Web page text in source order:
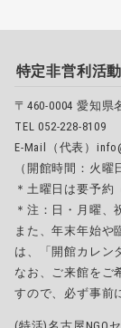
特定非営利活
〒460-0004 愛知県
TEL 052-228-8109
E-Mail（代表）
（開館時間：火曜
＊土曜日は要予約
＊注：日・月曜、
また、年末年始や
は、「開館カレン
なお、ご来館をご
すので、必ず事前